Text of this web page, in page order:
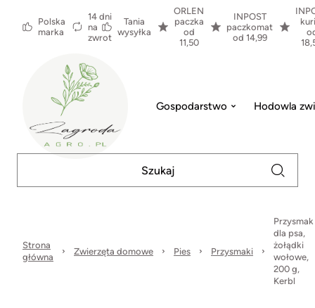
Polska
marka
14 dni
na
zwrot
Tania
wysyłka
ORLEN
paczka
od
11,50
INPOST
paczkomat
od 14,99
Gospodarstwo Hodowla
Strona
główna
Zwierzęta domowe Pies Przysmaki
Przysmak
dla psa,
żołądki
wołowe,
200 g,
Kerbl